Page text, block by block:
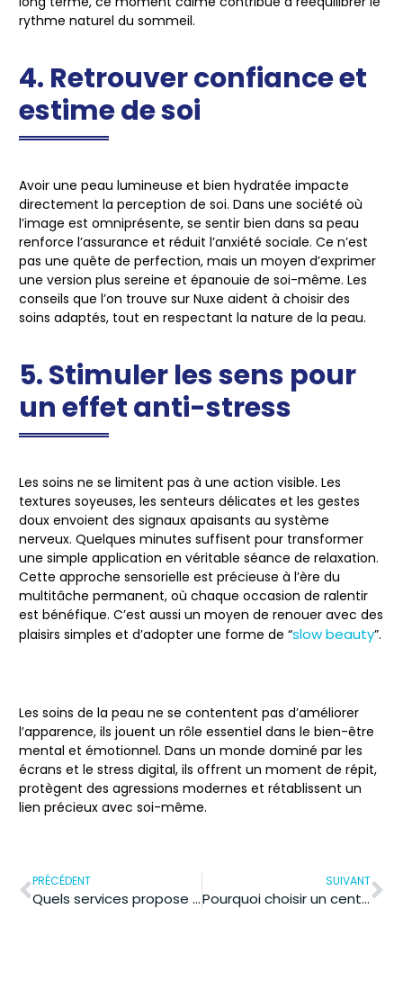
rythme naturel du sommeil.
4. Retrouver confiance et
estime de soi
Avoir une peau lumineuse et bien hydratée impacte
directement la perception de soi. Dans une société où
l’image est omniprésente, se sentir bien dans sa peau
renforce l’assurance et réduit l’anxiété sociale. Ce n’est
pas une quête de perfection, mais un moyen d’exprimer
une version plus sereine et épanouie de soi-même. Les
conseils que l’on trouve sur Nuxe aident à choisir des
soins adaptés, tout en respectant la nature de la peau.
5. Stimuler les sens pour
un effet anti-stress
Les soins ne se limitent pas à une action visible. Les
textures soyeuses, les senteurs délicates et les gestes
doux envoient des signaux apaisants au système
nerveux. Quelques minutes suffisent pour transformer
une simple application en véritable séance de relaxation.
Cette approche sensorielle est précieuse à l’ère du
multitâche permanent, où chaque occasion de ralentir
est bénéfique. C’est aussi un moyen de renouer avec des
plaisirs simples et d’adopter une forme de “slow beauty”.
Les soins de la peau ne se contentent pas d’améliorer
l’apparence, ils jouent un rôle essentiel dans le bien-être
mental et émotionnel. Dans un monde dominé par les
écrans et le stress digital, ils offrent un moment de répit,
protègent des agressions modernes et rétablissent un
lien précieux avec soi-même.
PRÉCÉDENT
Quels services propose Essentiel Autonomie pour les seniors ?
SUIVANT
Pourquoi choisir un centre dentaire avec tiers-payant ?